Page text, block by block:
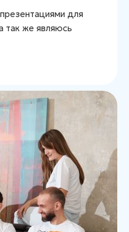
для
так же являюсь